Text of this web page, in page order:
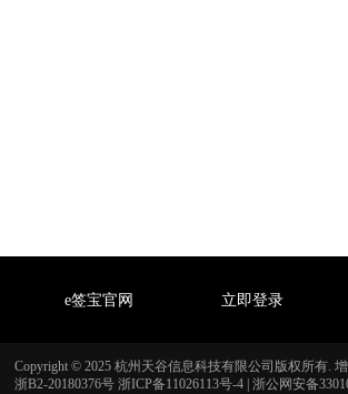
e签宝官网 立即登录
Copyright © 2025 杭州天谷信息科技有限公司版权所有.
浙B2-20180376号 浙ICP备11026113号-4 浙公网安备